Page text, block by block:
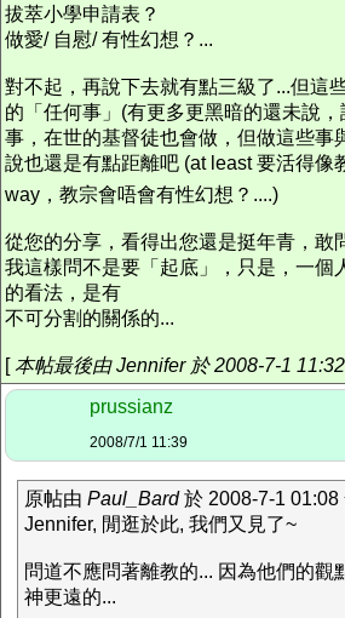
拔萃小學申請表？
做愛/ 自慰/ 有性幻想？...
對不起，再說下去就有點三級了...但這
的「任何事」(有更多更黑暗的還未說
事，在世的基督徒也會做，但做這些事
說也還是有點距離吧 (at least 要活得像
way，教宗會唔會有性幻想？....)
從您的分享，看得出您還是挺年青，敢
我這樣問不是要「起底」，只是，一個
的看法，是有
不可分割的關係的...
[本帖最後由 Jennifer 於 2008-7-1
prussianz
2008/7/1 11:39
原帖由 Paul_Bard於 2008-7-1 01:08
Jennifer, 閒逛於此, 我們又見了~
問道不應問著離教的... 因為他們的觀
神更遠的...